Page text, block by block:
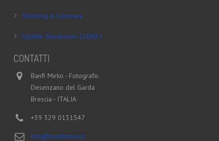
Shooting in Limonaia
Update Showroom CLERICI
CONTATTI
Banfi Mirko - Fotografo
Desenzano del Garda
Brescia - ITALIA
+39 329 0131547
info@banfimirko.it